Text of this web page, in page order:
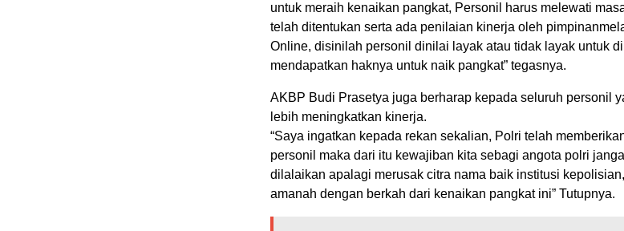
untuk meraih kenaikan pangkat, Personil harus melewati
telah ditentukan serta ada penilaian kinerja oleh
Online, disinilah personil dinilai layak atau tidak layak untuk
mendapatkan haknya untuk naik pangkat” tegasnya.
AKBP Budi Prasetya juga berharap kepada seluruh personil
lebih meningkatkan kinerja.
“Saya ingatkan kepada rekan sekalian, Polri telah
personil maka dari itu kewajiban kita sebagi angota polri
dilalaikan apalagi merusak citra nama baik institusi
amanah dengan berkah dari kenaikan pangkat ini” Tutupnya.